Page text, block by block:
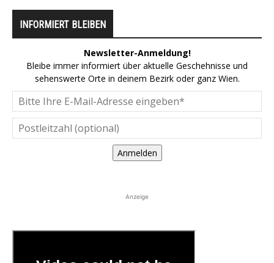
INFORMIERT BLEIBEN
Newsletter-Anmeldung!
Bleibe immer informiert über aktuelle Geschehnisse und
sehenswerte Orte in deinem Bezirk oder ganz Wien.
Anmelden
Anzeige